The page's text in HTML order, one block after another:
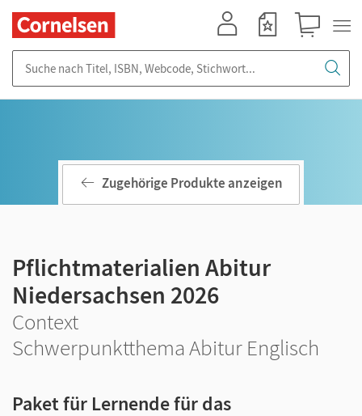
Zugehörige Produkte anzeigen
Pflichtmaterialien Abitur
Niedersachsen 2026
Context
Schwerpunktthema Abitur Englisch
Paket für Lernende für das